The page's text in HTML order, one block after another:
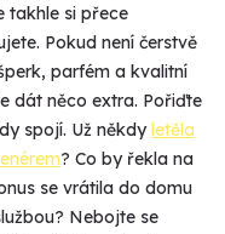
takhle si přece
Pokud není čerstvě
parfém a kvalitní
dát něco extra. Pořiďte
spojí. Už někdyletěla
? Co by řekla na
se vrátila do domu
Nebojte se